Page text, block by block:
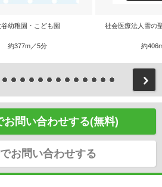
谷幼稚園・こども園
約377m／5分
社会医療法人雪の
約
お問い合わせする(無料)
お問い合わせする